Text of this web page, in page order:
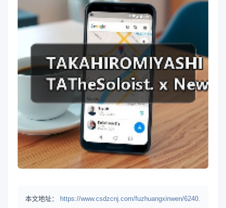
本文地址：
https://www.csdzcnj.com/fuzhuangxinwen/6240.